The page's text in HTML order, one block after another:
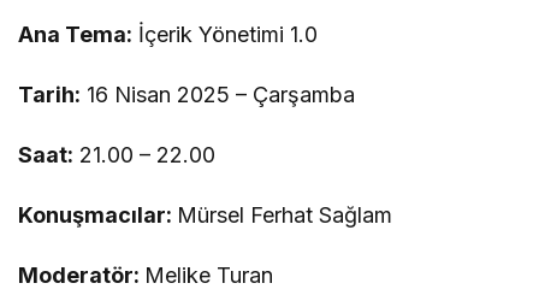
Ana Tema: İçerik Yönetimi 1.0
Tarih: 16 Nisan 2025 – Çarşamba
Saat: 21.00 – 22.00
Konuşmacılar: Mürsel Ferhat Sağlam
Moderatör: Melike Turan